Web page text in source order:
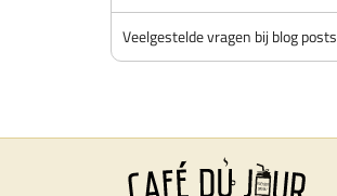
Veelgestelde vragen bij blog posts